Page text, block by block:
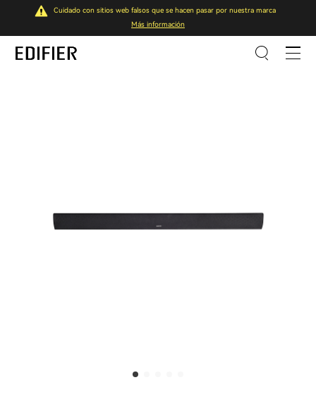
Cuidado con sitios web falsos que se hacen pasar por nuestra marca
Más información